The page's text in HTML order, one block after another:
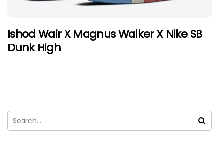
Ishod Wair X Magnus Walker X Nike SB
Dunk High